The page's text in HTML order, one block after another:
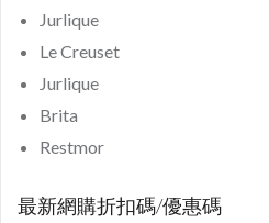
Jurlique
Le Creuset
Jurlique
Brita
Restmor
最新網購折扣碼/優惠碼